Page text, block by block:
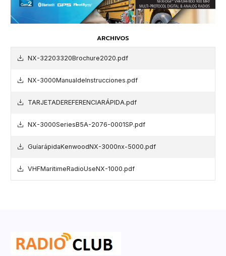
ARCHIVOS
NX-32203320Brochure2020.pdf
NX-3000ManualdeInstrucciones.pdf
TARJETADEREFERENCIARÁPIDA.pdf
NX-3000SeriesB5A-2076-0001SP.pdf
GuíarápidaKenwoodNX-3000nx-5000.pdf
VHFMaritimeRadioUseNX-1000.pdf